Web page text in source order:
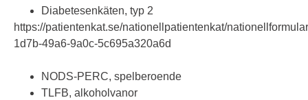
Diabetesenkäten, typ 2
https://patientenkat.se/nationellpatientenkat/
1d7b-49a6-9a0c-5c695a320a6d
NODS-PERC, spelberoende
TLFB, alkoholvanor